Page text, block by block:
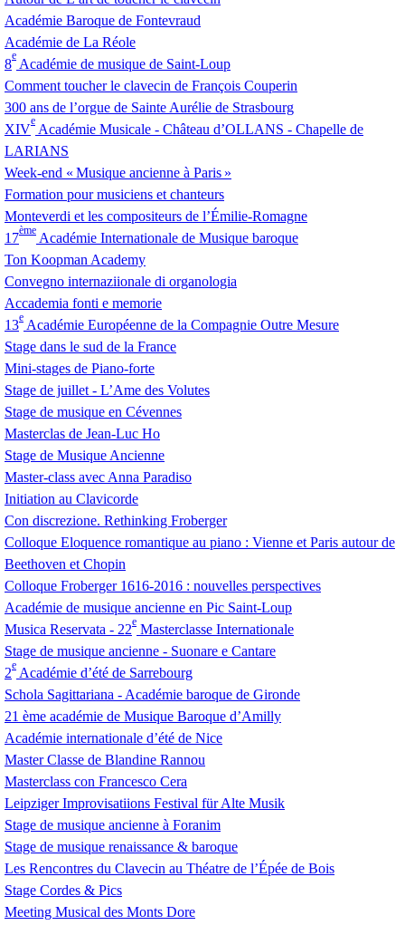
Académie Baroque de Fontevraud
Académie de La Réole
8
e
Académie de musique de Saint-Loup
Comment toucher le clavecin de François Couperin
300 ans de l’orgue de Sainte Aurélie de Strasbourg
XIV
e
Académie Musicale - Château d’OLLANS - Chapelle de
LARIANS
Week-end « Musique ancienne à Paris »
Formation pour musiciens et chanteurs
Monteverdi et les compositeurs de l’Émilie-Romagne
17
ème
Académie Internationale de Musique baroque
Ton Koopman Academy
Convegno internaziionale di organologia
Accademia fonti e memorie
13
e
Académie Européenne de la Compagnie Outre Mesure
Stage dans le sud de la France
Mini-stages de Piano-forte
Stage de juillet - L’Ame des Volutes
Stage de musique en Cévennes
Masterclas de Jean-Luc Ho
Stage de Musique Ancienne
Master-class avec Anna Paradiso
Initiation au Clavicorde
Con discrezione. Rethinking Froberger
Colloque Eloquence romantique au piano : Vienne et Paris autour de
Beethoven et Chopin
Colloque Froberger 1616-2016 : nouvelles perspectives
Académie de musique ancienne en Pic Saint-Loup
Musica Reservata - 22
e
Masterclasse Internationale
Stage de musique ancienne - Suonare e Cantare
2
e
Académie d’été de Sarrebourg
Schola Sagittariana - Académie baroque de Gironde
21 ème académie de Musique Baroque d’Amilly
Académie internationale d’été de Nice
Master Classe de Blandine Rannou
Masterclass con Francesco Cera
Leipziger Improvisatiions Festival für Alte Musik
Stage de musique ancienne à Foranim
Stage de musique renaissance & baroque
Les Rencontres du Clavecin au Théatre de l’Épée de Bois
Stage Cordes & Pics
Meeting Musical des Monts Dore